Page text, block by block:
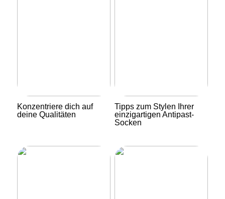
Konzentriere dich auf
deine Qualitäten
Tipps zum Stylen Ihrer
einzigartigen Antipast-
Socken